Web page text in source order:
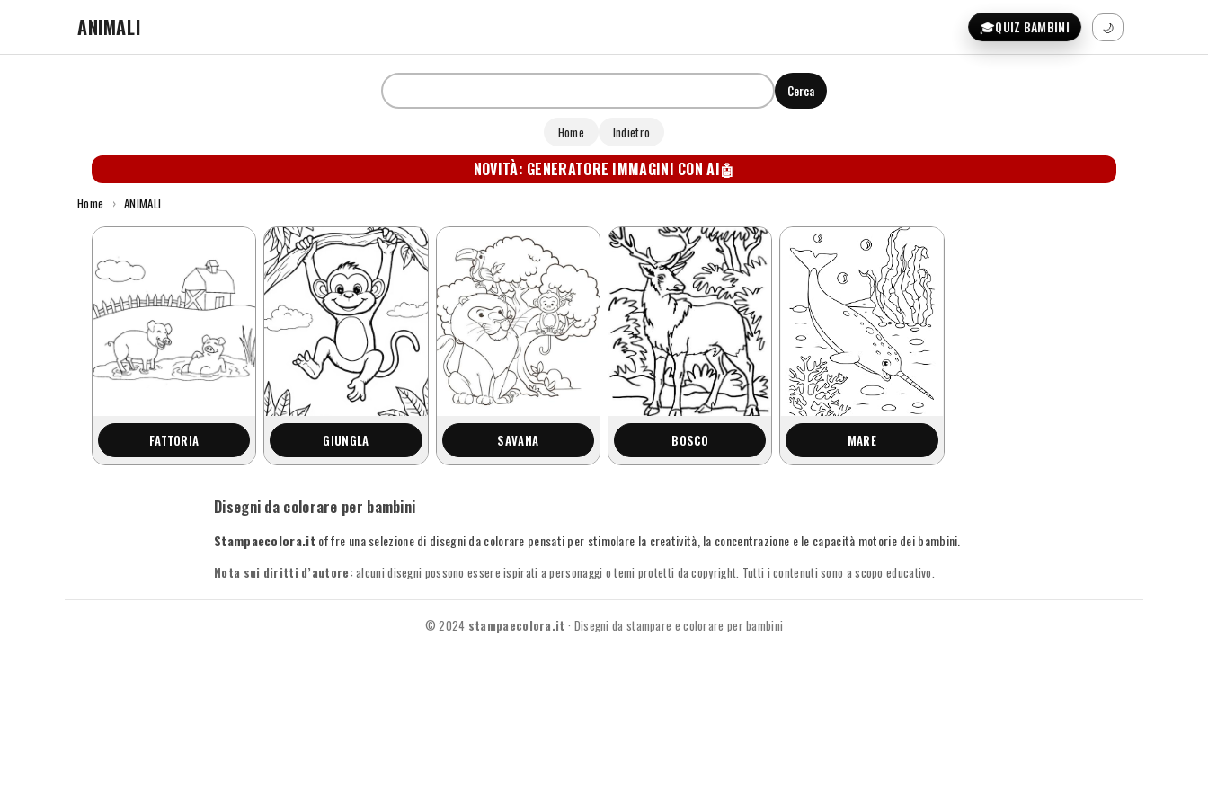
ANIMALI 🎓QUIZ BAMBINI 🌙
Cerca
Home Indietro
NOVITÀ: GENERATORE IMMAGINI CON AI🤖
Home › ANIMALI
FATTORIA GIUNGLA SAVANA BOSCO MARE
Disegni da colorare per bambini
Stampaecolora.it offre una selezione di disegni da colorare pensati per stimolare la creatività, la concentrazione e le capacità motorie dei bambini.
Nota sui diritti d’autore: alcuni disegni possono essere ispirati a personaggi o temi protetti da copyright. Tutti i contenuti sono a scopo educativo.
© 2024 stampaecolora.it · Disegni da stampare e colorare per bambini